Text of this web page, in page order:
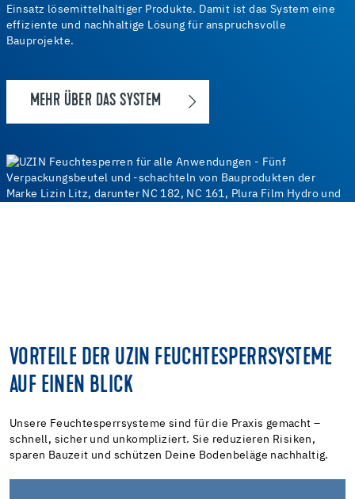
Einsatz lösemittelhaltiger Produkte. Damit ist das System eine
effiziente und nachhaltige Lösung für anspruchsvolle
Bauprojekte.
MEHR ÜBER DAS SYSTEM
VORTEILE DER UZIN FEUCHTESPERRSYSTEME
AUF EINEN BLICK
Unsere Feuchtesperrsysteme sind für die Praxis gemacht –
schnell, sicher und unkompliziert. Sie reduzieren Risiken,
sparen Bauzeit und schützen Deine Bodenbeläge nachhaltig.